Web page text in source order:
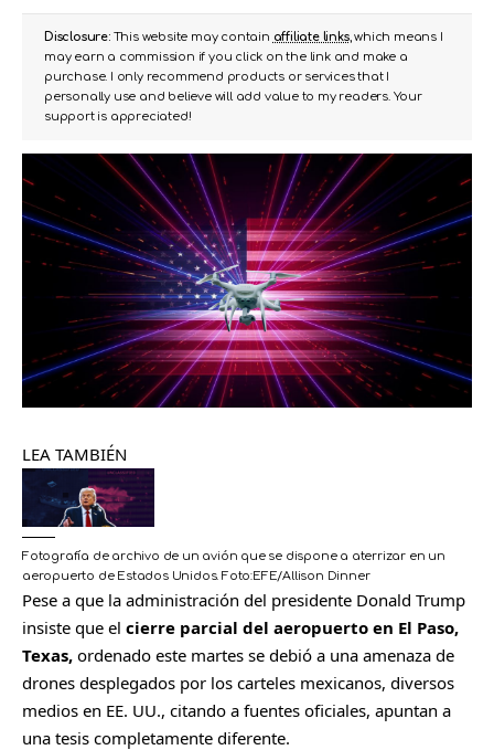
Disclosure:This website may contain affiliate links, which means I
may earn a commission if you click on the link and make a
purchase. I only recommend products or services that I
personally use and believe will add value to my readers. Your
support is appreciated!
LEA TAMBIÉN
Fotografía de archivo de un avión que se dispone a aterrizar en un
aeropuerto de Estados Unidos. Foto:EFE/Allison Dinner
Pese a que la administración del presidente Donald Trump
insiste que el cierre parcial del aeropuerto en El Paso,
Texas, ordenado este martes se debió a una amenaza de
drones desplegados por los carteles mexicanos, diversos
medios en EE. UU., citando a fuentes oficiales, apuntan a
una tesis completamente diferente.